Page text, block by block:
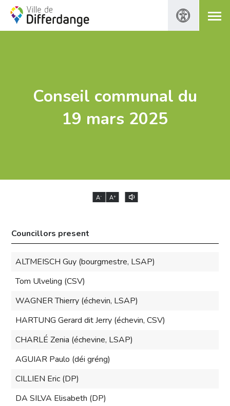
Conseil communal du
19 mars 2025
A- A+
Councillors present
ALTMEISCH Guy (bourgmestre, LSAP)
Tom Ulveling (CSV)
WAGNER Thierry (échevin, LSAP)
HARTUNG Gerard dit Jerry (échevin, CSV)
CHARLÉ Zenia (échevine, LSAP)
AGUIAR Paulo (déi gréng)
CILLIEN Eric (DP)
DA SILVA Elisabeth (DP)